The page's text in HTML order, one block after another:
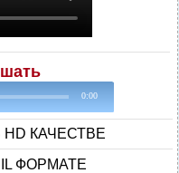
0:00
КАЧЕСТВЕ
ФОРМАТЕ